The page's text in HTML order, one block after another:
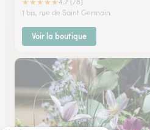
1 bis, rue de Saint Germain
Voir la boutique